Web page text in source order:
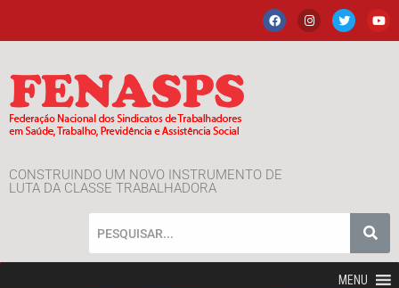
CONSTRUINDO UM NOVO INSTRUMENTO DE
LUTA DA CLASSE TRABALHADORA
MENU